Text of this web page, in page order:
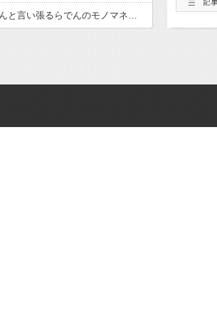
【ホロライブ】お姉さんと言い張るらでんのモノマネが似てるラプ様